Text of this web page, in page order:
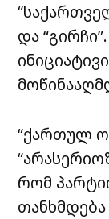
და
“ქართულ
რომ